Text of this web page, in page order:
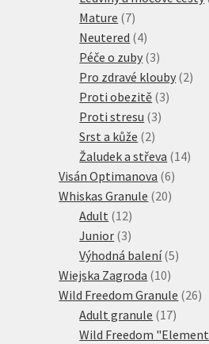
Mature 77
produktů
Neutered 44
produkty
Péče o zuby 33
produkty
Pro zdravé klouby 22
Proti obezitě 33
Proti stresu 33
Srst a kůže 22
produkty
Žaludek a střeva 1414
Visán Optimanova 66
Whiskas Granule 2020
Adult 1212
produktů
Junior 33
produkty
Výhodná balení 55
Wiejska Zagroda 1010
produktů
Wild Freedom Granule 2626
Adult granule 1717
Wild Freedom